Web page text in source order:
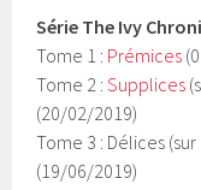
Série The Ivy
Tome 1 : Prémices
Tome 2 :Supplices
(20/02/2019)
Tome 3 : Délices
(19/06/2019)